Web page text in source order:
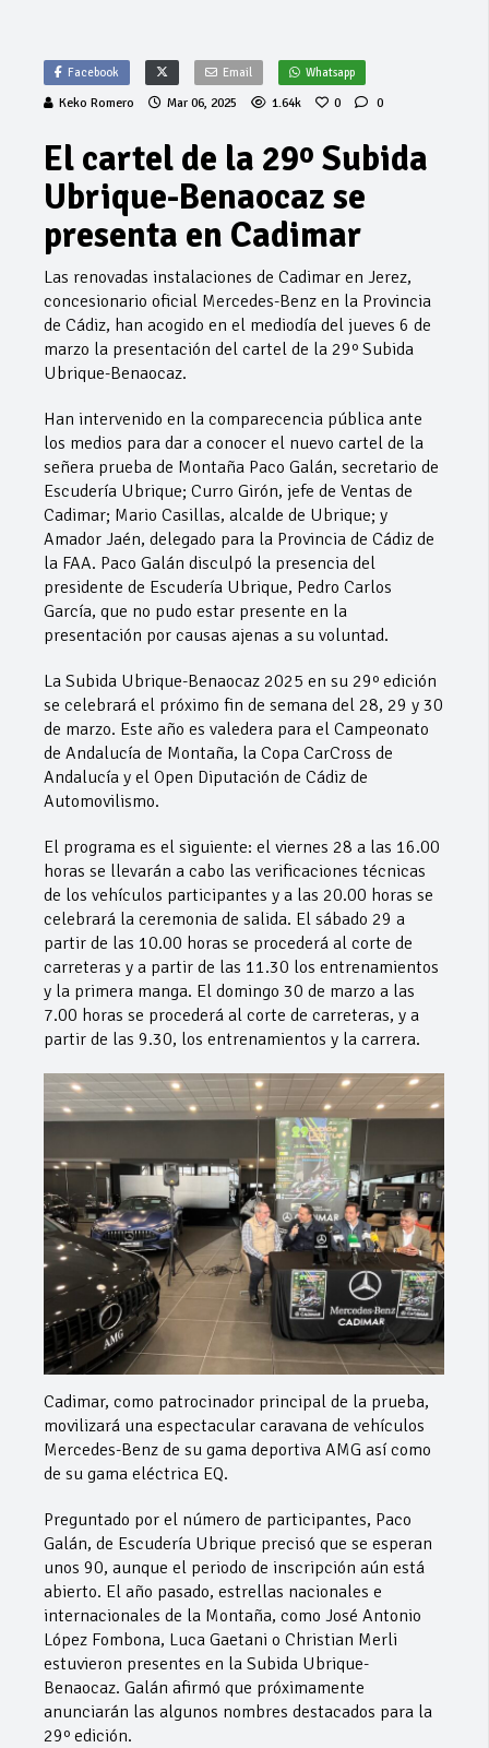
Facebook Email Whatsapp
Keko Romero Mar 06, 2025 1.64k 0 0
El cartel de la 29º Subida
Ubrique-Benaocaz se
presenta en Cadimar
Las renovadas instalaciones de Cadimar en Jerez,
concesionario oficial Mercedes-Benz en la Provincia
de Cádiz, han acogido en el mediodía del jueves 6 de
marzo la presentación del cartel de la 29º Subida
Ubrique-Benaocaz.
Han intervenido en la comparecencia pública ante
los medios para dar a conocer el nuevo cartel de la
señera prueba de Montaña Paco Galán, secretario de
Escudería Ubrique; Curro Girón, jefe de Ventas de
Cadimar; Mario Casillas, alcalde de Ubrique; y
Amador Jaén, delegado para la Provincia de Cádiz de
la FAA. Paco Galán disculpó la presencia del
presidente de Escudería Ubrique, Pedro Carlos
García, que no pudo estar presente en la
presentación por causas ajenas a su voluntad.
La Subida Ubrique-Benaocaz 2025 en su 29º edición
se celebrará el próximo fin de semana del 28, 29 y 30
de marzo. Este año es valedera para el Campeonato
de Andalucía de Montaña, la Copa CarCross de
Andalucía y el Open Diputación de Cádiz de
Automovilismo.
El programa es el siguiente: el viernes 28 a las 16.00
horas se llevarán a cabo las verificaciones técnicas
de los vehículos participantes y a las 20.00 horas se
celebrará la ceremonia de salida. El sábado 29 a
partir de las 10.00 horas se procederá al corte de
carreteras y a partir de las 11.30 los entrenamientos
y la primera manga. El domingo 30 de marzo a las
7.00 horas se procederá al corte de carreteras, y a
partir de las 9.30, los entrenamientos y la carrera.
Cadimar, como patrocinador principal de la prueba,
movilizará una espectacular caravana de vehículos
Mercedes-Benz de su gama deportiva AMG así como
de su gama eléctrica EQ.
Preguntado por el número de participantes, Paco
Galán, de Escudería Ubrique precisó que se esperan
unos 90, aunque el periodo de inscripción aún está
abierto. El año pasado, estrellas nacionales e
internacionales de la Montaña, como José Antonio
López Fombona, Luca Gaetani o Christian Merli
estuvieron presentes en la Subida Ubrique-
Benaocaz. Galán afirmó que próximamente
anunciarán las algunos nombres destacados para la
29º edición.